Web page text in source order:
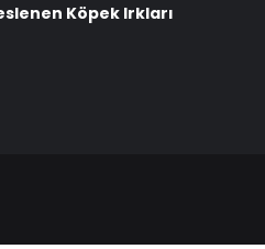
Köpek Irkları